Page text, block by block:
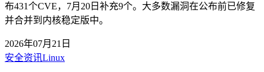
布431个CVE，7月20日补充9个。大多数漏洞在公布前已修复
并合并到内核稳定版中。
2026年07月21日
安全资讯Linux